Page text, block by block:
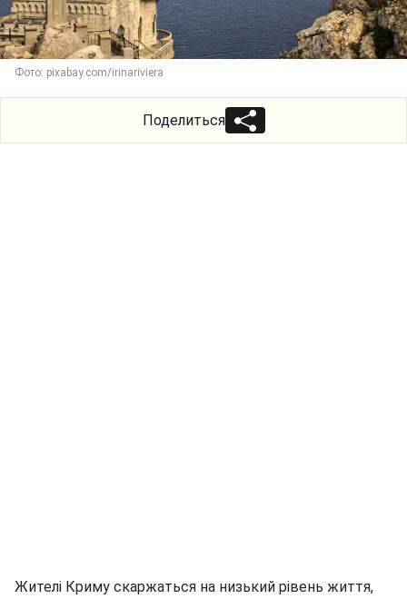
Фото: pixabay.com/irinariviera
Поделиться
Жителі Криму скаржаться на низький рівень життя,